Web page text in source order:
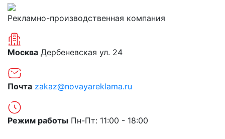
Рекламно-производственная компания
Москва Дербеневская ул. 24
Почта zakaz@novayareklama.ru
Режим работы Пн-Пт: 11:00 - 18:00